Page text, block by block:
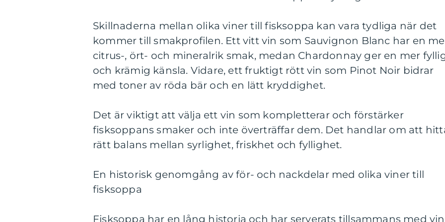
Skillnaderna mellan olika viner till fisksoppa kan vara tydliga när det
kommer till smakprofilen. Ett vitt vin som Sauvignon Blanc har en
citrus-, ört- och mineralrik smak, medan Chardonnay ger en mer
och krämig känsla. Vidare, ett fruktigt rött vin som Pinot Noir bidrar
med toner av röda bär och en lätt kryddighet.
Det är viktigt att välja ett vin som kompletterar och förstärker
fisksoppans smaker och inte överträffar dem. Det handlar om att
rätt balans mellan syrlighet, friskhet och fyllighet.
En historisk genomgång av för- och nackdelar med olika viner till
fisksoppa
Fisksoppa har en lång historia och har serverats tillsammans med